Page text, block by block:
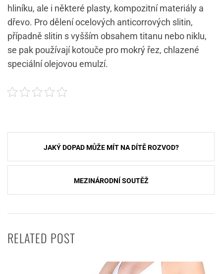
hliníku, ale i některé plasty, kompozitní materiály a
dřevo. Pro dělení ocelových anticorrových slitin,
případně slitin s vyšším obsahem titanu nebo niklu,
se pak používají kotouče pro mokrý řez, chlazené
speciální olejovou emulzí.
Navigace
pro
JAKÝ DOPAD MŮŽE MÍT NA DÍTĚ ROZVOD?
MEZINÁRODNÍ SOUTĚŽ
RELATED POST